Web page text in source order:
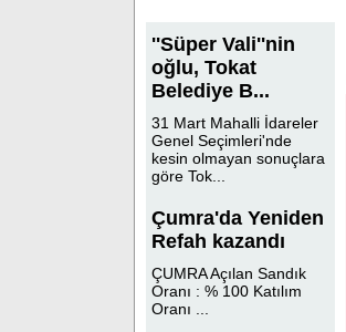
''Süper Vali''nin
oğlu, Tokat
Belediye B...
31 Mart Mahalli İdareler
Genel Seçimleri'nde
kesin olmayan sonuçlara
göre Tok...
Çumra'da Yeniden
Refah kazandı
ÇUMRA Açılan Sandık
Oranı : % 100 Katılım
Oranı ...